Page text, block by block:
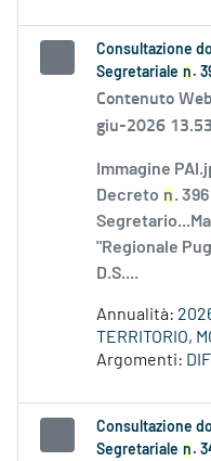
Consultazione
Segretariale n .
Contenuto
giu-2026 13.53
Immagine
Decreto n.
"Regionale
D.S....
Annualità:
TERRITORIO,
Argomenti:
Consultazione
Segretariale n .